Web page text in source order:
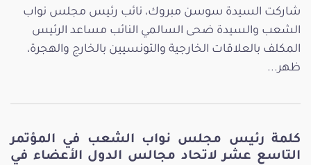
شاركت السيدة سوسن مبروك، نائب رئيس مجلس نواب
الشعب والسيدة ضحى السالمي النائب مساعد الرئيس
المكلف بالعلاقات الخارجية والتونسيين بالخارج والهجرة،
ظهر...
كلمة رئيس مجلس نواب الشعب في المؤتمر
التاسع عشر لاتحاد مجالس الدول الأعضاء في